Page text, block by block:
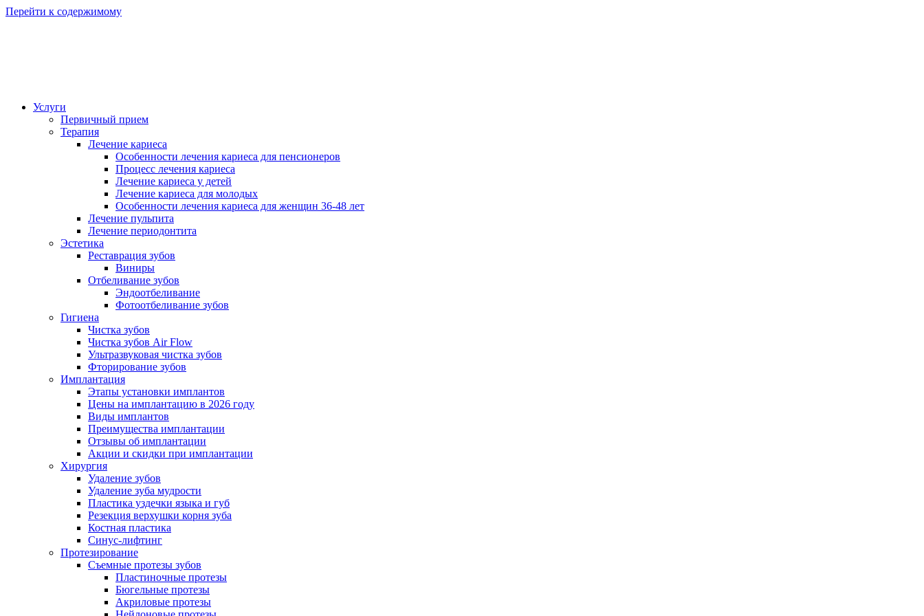
Перейти к содержимому
Услуги
Первичный прием
Терапия
Лечение кариеса
Особенности лечения кариеса для пенсионеров
Процесс лечения кариеса
Лечение кариеса у детей
Лечение кариеса для молодых
Особенности лечения кариеса для женщин 36-48 лет
Лечение пульпита
Лечение периодонтита
Эстетика
Реставрация зубов
Виниры
Отбеливание зубов
Эндоотбеливание
Фотоотбеливание зубов
Гигиена
Чистка зубов
Чистка зубов Air Flow
Ультразвуковая чистка зубов
Фторирование зубов
Имплантация
Этапы установки имплантов
Цены на имплантацию в 2026 году
Виды имплантов
Преимущества имплантации
Отзывы об имплантации
Акции и скидки при имплантации
Хирургия
Удаление зубов
Удаление зуба мудрости
Пластика уздечки языка и губ
Резекция верхушки корня зуба
Костная пластика
Синус-лифтинг
Протезирование
Съемные протезы зубов
Пластиночные протезы
Бюгельные протезы
Акриловые протезы